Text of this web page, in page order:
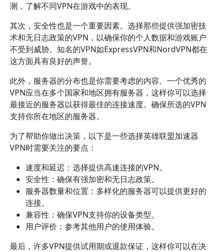
测，了解不同VPN在游戏中的表现。
其次，安全性也是一个重要因素。选择那些提供强加密技
术和无日志政策的VPN，以确保你的个人数据和游戏账户
不受到威胁。知名的VPN如ExpressVPN和NordVPN都在
这方面具有良好的声誉。
此外，服务器的分布也是你需要考虑的内容。一个优秀的
VPN应当在多个国家和地区拥有服务器，这样你可以选择
最接近的服务器以获得最佳的连接速度。确保所选的VPN
支持你所在地区的服务器。
为了帮助你做出决策，以下是一些选择英雄联盟加速器
VPN时需要关注的要点：
速度和延迟：选择提供高速连接的VPN。
安全性：确保有强加密和无日志政策。
服务器数量和位置：多样化的服务器可以提供更好的
连接。
兼容性：确保VPN支持你的设备类型。
用户评价：参考其他用户的使用体验。
最后，许多VPN提供试用期或退款保证，这样你可以在决